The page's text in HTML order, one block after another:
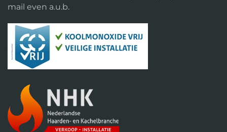
mail even a.u.b.